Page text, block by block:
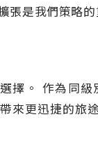
張是我們策略
擇。 作為同
來更迅捷的旅